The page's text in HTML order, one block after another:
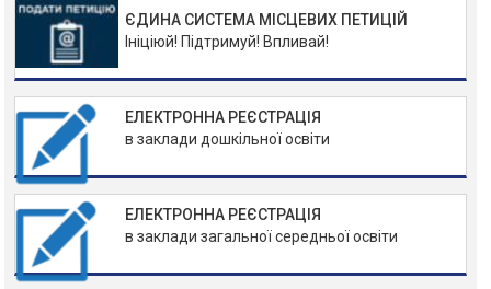
ЄДИНА СИСТЕМА МІСЦЕВИХ ПЕТИЦІЙ
Ініціюй! Підтримуй! Впливай!
ЕЛЕКТРОННА РЕЄСТРАЦІЯ
в заклади дошкільної освіти
ЕЛЕКТРОННА РЕЄСТРАЦІЯ
в заклади загальної середньої освіти